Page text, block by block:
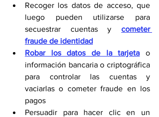
Recoger los datos de acceso, que
luego pueden utilizarse para
secuestrar cuentas y cometer
fraude de identidad
Robar los datos de la tarjeta o
información bancaria o criptográfica
para controlar las cuentas y
vaciarlas o cometer fraude en los
pagos
Persuadir para hacer clic en un